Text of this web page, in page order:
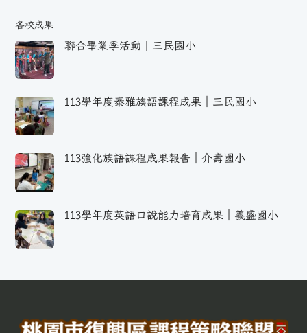
各校成果
聯合畢業季活動｜三民國小
113學年度泰雅族語課程成果｜三民國小
113強化族語課程成果報告｜介壽國小
113學年度英語口說能力培育成果｜義盛國小